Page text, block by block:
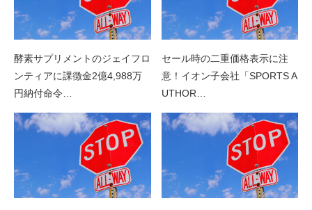
酵素サプリメントのジェイフロ
ンティアに課徴金2億4,988万
円納付命令…
セール時の二重価格表示に注
意！イオン子会社「SPORTS A
UTHOR…